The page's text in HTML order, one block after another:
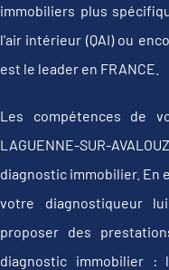
immobiliers plus
l'air intérieur (QAI) ou
est le leader en FRANCE.
Les compétences de
LAGUENNE-SUR-
diagnostic immobilier. En
votre diagnostiqueur
proposer des
diagnostic immobilier